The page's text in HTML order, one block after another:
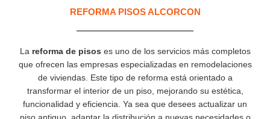
REFORMA PISOS ALCORCON
La reforma de pisos es uno de los servicios más completos
que ofrecen las empresas especializadas en remodelaciones
de viviendas. Este tipo de reforma está orientado a
transformar el interior de un piso, mejorando su estética,
funcionalidad y eficiencia. Ya sea que desees actualizar un